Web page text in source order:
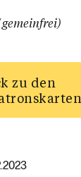
zu den